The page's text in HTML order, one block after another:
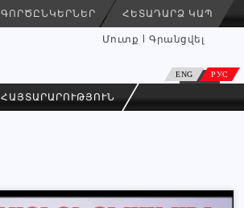
ԳՈՐԾԸՆԿԵՐՆԵՐ ՀԵՏԱԴԱՐՁ ԿԱՊ
Մուտք Գրանցվել
ENG РУС
ՀԱՅՏԱՐԱՐՈՒԹՅՈՒՆ